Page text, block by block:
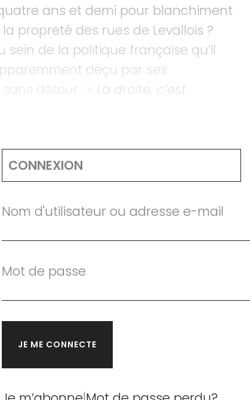
ans et demi pour blanchiment
propreté des rues de Levallois ?
sein de la politique française qu’il
déçu par ses
détour : «
La droite, c’est
CONNEXION
Nom d'utilisateur ou adresse e-mail
Mot de passe